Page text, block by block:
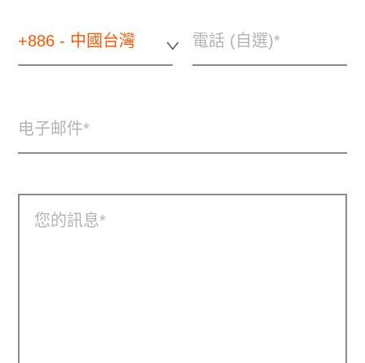
+886 - 中國台灣 電話 (自選)
电子邮件
您的訊息